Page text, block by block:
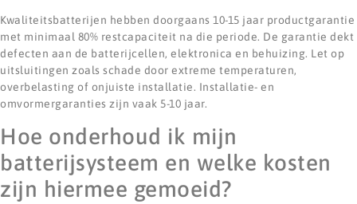
Kwaliteitsbatterijen hebben doorgaans 10-15 jaar productgarantie
met minimaal 80% restcapaciteit na die periode. De garantie dekt
defecten aan de batterijcellen, elektronica en behuizing. Let op
uitsluitingen zoals schade door extreme temperaturen,
overbelasting of onjuiste installatie. Installatie- en
omvormergaranties zijn vaak 5-10 jaar.
Hoe onderhoud ik mijn
batterijsysteem en welke kosten
zijn hiermee gemoeid?